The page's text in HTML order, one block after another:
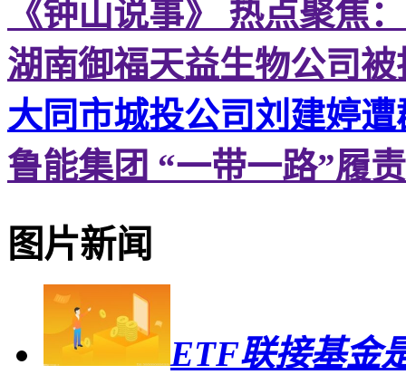
《钟山说事》 热点聚焦
湖南御福天益生物公司
大同市城投公司刘建婷
鲁能集团 “一带一路”履
图片新闻
ETF联接基金